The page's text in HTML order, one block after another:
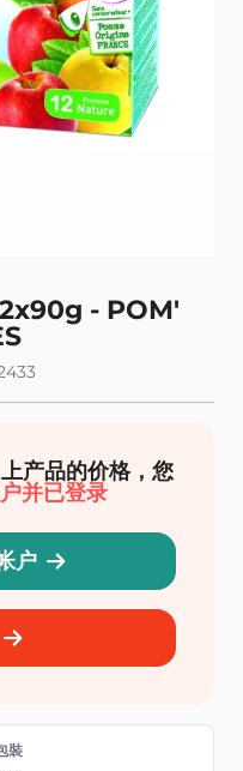
- POM'
产品的价格，您
并已登录
户
裝